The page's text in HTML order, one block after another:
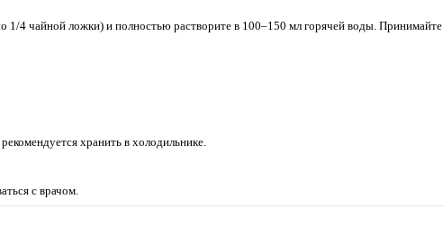
1/4 чайной ложки) и полностью растворите в 100–150 мл горячей воды. Принимайте
хранить в холодильнике.
с врачом.